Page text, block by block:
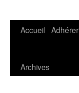
Aller
contenu
Accueil Adhérer
Archives